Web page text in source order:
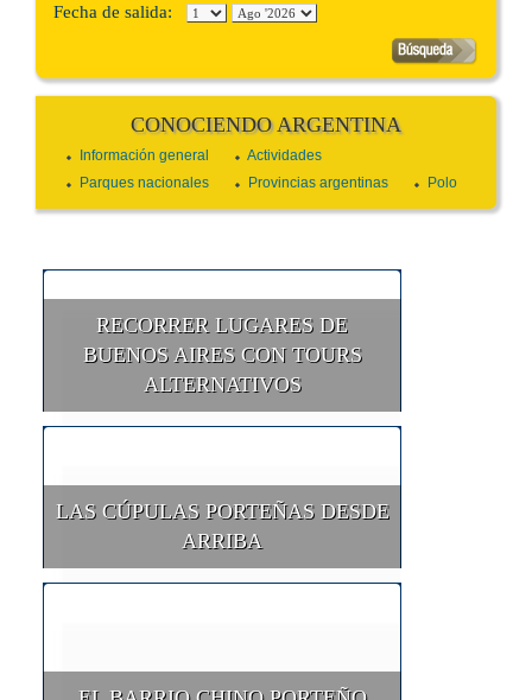
Fecha de salida:
CONOCIENDO ARGENTINA
Información general
Actividades
Parques nacionales
Provincias argentinas Polo
RECORRER LUGARES DE
BUENOS AIRES CON TOURS
ALTERNATIVOS
LAS CÚPULAS PORTEÑAS DESDE
ARRIBA